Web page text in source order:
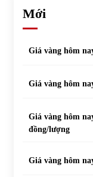
Mới
Giá vàng hôm
Giá vàng hôm
Giá vàng hôm
đồng/lượng
Giá vàng hôm